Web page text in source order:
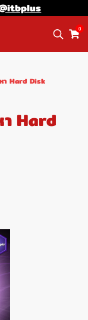
0
า Hard Disk
Hard